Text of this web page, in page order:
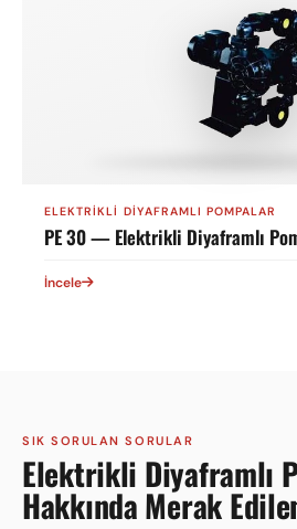
ELEKTRIKLI DIYAFRAMLI POMPALAR
PE 30 — Elektrikli Diyaframlı
İncele
SIK SORULAN SORULAR
Elektrikli Diyaframlı
Hakkında Merak